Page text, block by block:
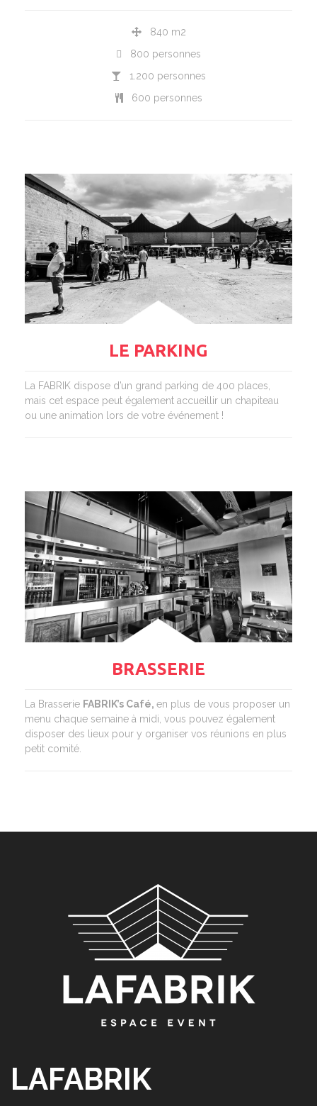
840 m2
800 personnes
1.200 personnes
600 personnes
LE PARKING
La FABRIK dispose d’un grand parking de 400 places,
mais cet espace peut également accueillir un chapiteau
ou une animation lors de votre événement !
BRASSERIE
La Brasserie FABRIK’s Café, en plus de vous proposer un
menu chaque semaine à midi, vous pouvez également
disposer des lieux pour y organiser vos réunions en plus
petit comité.
LAFABRIK